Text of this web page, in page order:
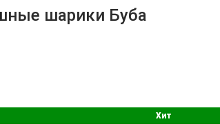
шарики Буба
Хит